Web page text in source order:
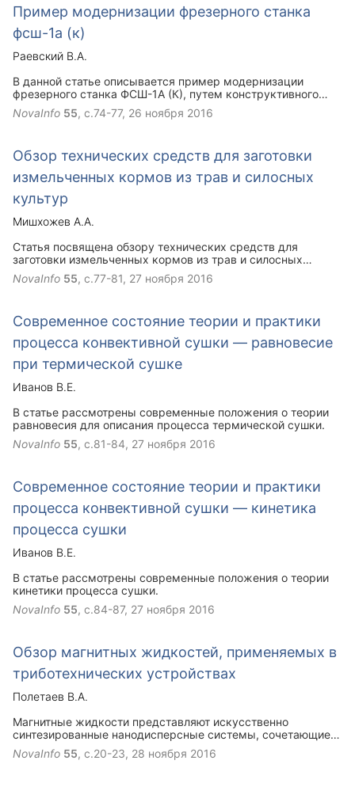
Пример модернизации фрезерного станка
фсш-1а (к)
Раевский В.А.
В данной статье описывается пример модернизации
фрезерного станка ФСШ-1А (К), путем конструктивного
изменяя устройства подачи.
NovaInfo 55, с.74-77, 26 ноября 2016
Обзор технических средств для заготовки
измельченных кормов из трав и силосных
культур
Мишхожев А.А.
Статья посвящена обзору технических средств для
заготовки измельченных кормов из трав и силосных
культур.
NovaInfo 55, с.77-81, 27 ноября 2016
Современное состояние теории и практики
процесса конвективной сушки — равновесие
при термической сушке
Иванов В.Е.
В статье рассмотрены современные положения о теории
равновесия для описания процесса термической сушки.
NovaInfo 55, с.81-84, 27 ноября 2016
Современное состояние теории и практики
процесса конвективной сушки — кинетика
процесса сушки
Иванов В.Е.
В статье рассмотрены современные положения о теории
кинетики процесса сушки.
NovaInfo 55, с.84-87, 27 ноября 2016
Обзор магнитных жидкостей, применяемых в
триботехнических устройствах
Полетаев В.А.
Магнитные жидкости представляют искусственно
синтезированные нанодисперсные системы, сочетающие в
себе свойства магнитного материала и жидкости с
возможностью управления реологическими,
NovaInfo 55, с.20-23, 28 ноября 2016